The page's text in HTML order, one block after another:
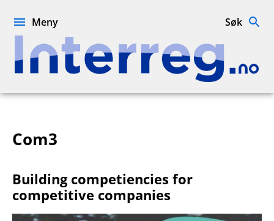
Interreg.no
Meny Søk
Com3
Building competiencies for
competitive companies